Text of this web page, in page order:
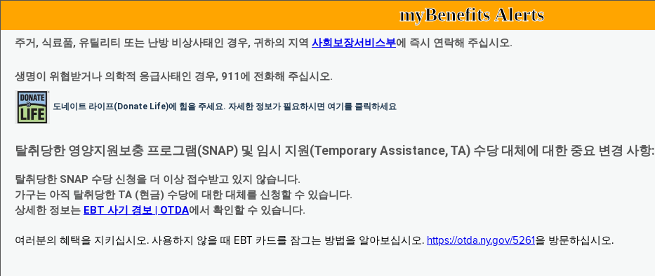
myBenefits Alerts
주거, 식료품, 유틸리티 또는 난방 비상사태인 경우, 귀하의 지역 사회보장서비스부에 즉시 연락해 주십시오.
생명이 위협받거나 의학적 응급사태인 경우, 911에 전화해 주십시오.
도네이트 라이프(Donate Life)에 힘을 주세요. 자세한 정보가 필요하시면 여기를 클릭하세요
탈취당한 영양지원보충 프로그램(SNAP) 및 임시 지원(Temporary Assistance, TA) 수당 대체에 대한 중요 변경 사항:
탈취당한 SNAP 수당 신청을 더 이상 접수받고 있지 않습니다.
가구는 아직 탈취당한 TA (현금) 수당에 대한 대체를 신청할 수 있습니다.
상세한 정보는 EBT 사기 경보 | OTDA에서 확인할 수 있습니다.
여러분의 혜택을 지키십시오. 사용하지 않을 때 EBT 카드를 잠그는 방법을 알아보십시오. https://otda.ny.gov/5261 을 방문하십시오.